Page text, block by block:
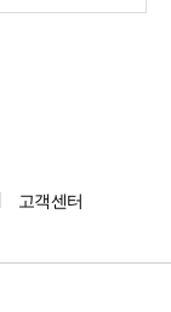
고객센터